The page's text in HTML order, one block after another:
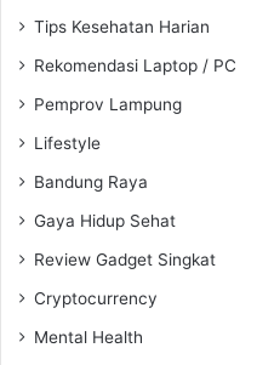
Tips Kesehatan Harian
Rekomendasi Laptop / PC
Pemprov Lampung
Lifestyle
Bandung Raya
Gaya Hidup Sehat
Review Gadget Singkat
Cryptocurrency
Mental Health